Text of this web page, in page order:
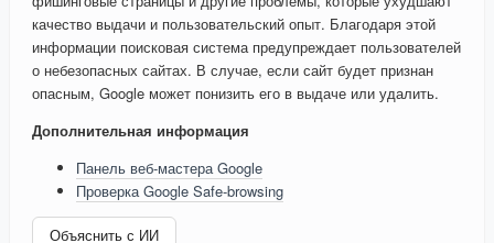
качество выдачи и пользовательский опыт. Благодаря этой
информации поисковая система предупреждает пользователей
о небезопасных сайтах. В случае, если сайт будет признан
опасным, Google может понизить его в выдаче или удалить.
Дополнительная информация
Панель веб-мастера Google
Проверка Google Safe-browsing
Объяснить с ИИ